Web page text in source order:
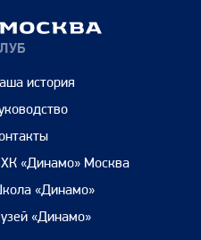
история
«Динамо» Москва
«Динамо»
«Динамо»